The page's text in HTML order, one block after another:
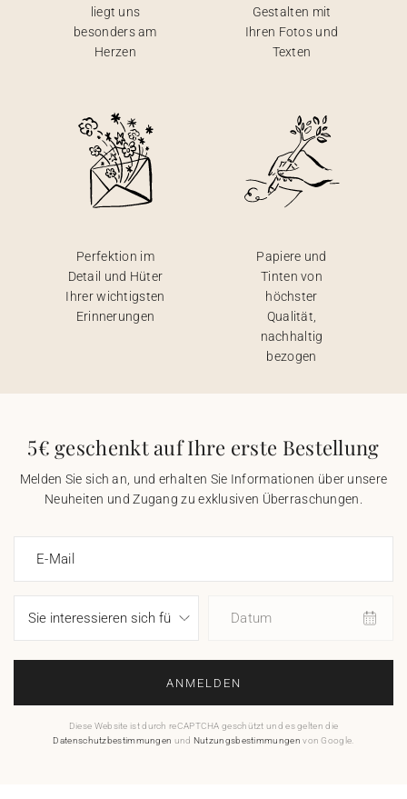
liegt uns
besonders am
Herzen
Gestalten mit
Ihren Fotos und
Texten
Perfektion im
Detail und Hüter
Ihrer wichtigsten
Erinnerungen
Papiere und
Tinten von
höchster
Qualität,
nachhaltig
bezogen
5€ geschenkt auf Ihre erste Bestellung
Melden Sie sich an, und erhalten Sie Informationen über unsere
Neuheiten und Zugang zu exklusiven Überraschungen.
E-Mail
Datum
ANMELDEN
Diese Website ist durch reCAPTCHA geschützt und es gelten die
Datenschutzbestimmungen und Nutzungsbestimmungen von Google.